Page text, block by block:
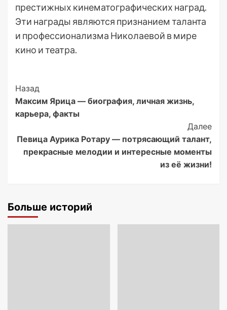
престижных кинематографических наград.
Эти награды являются признанием таланта
и профессионализма Николаевой в мире
кино и театра.
Post
Navigation
Назад
Максим Ярица — биография, личная жизнь,
карьера, факты
Далее
Певица Аурика Ротару — потрясающий талант,
прекрасные мелодии и интересные моменты
из её жизни!
Больше историй